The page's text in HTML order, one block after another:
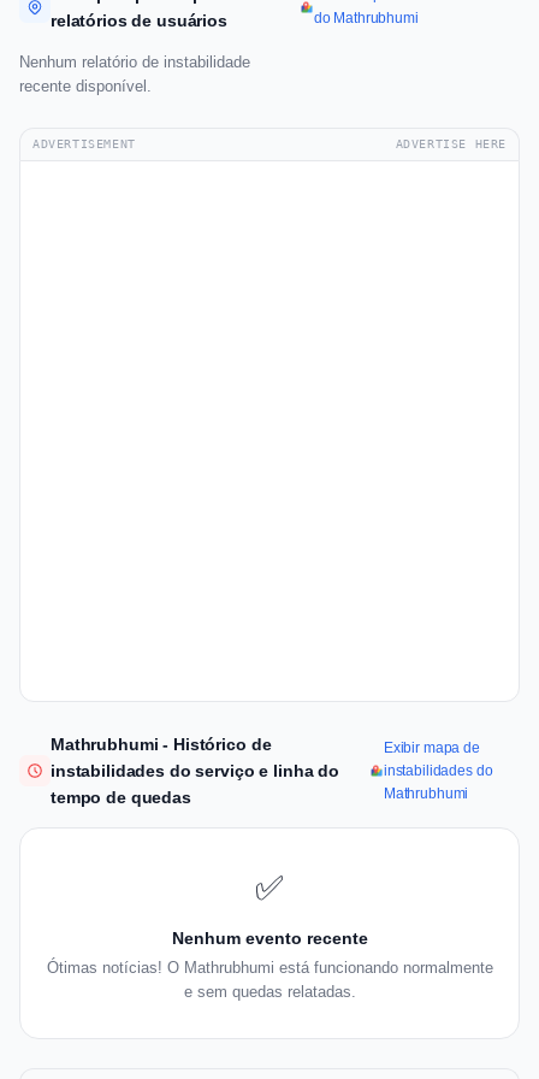
relatórios de usuários
do Mathrubhumi
Nenhum relatório de instabilidade
recente disponível.
ADVERTISEMENT ADVERTISE HERE
Mathrubhumi - Histórico de
instabilidades do serviço e linha do
tempo de quedas
Exibir mapa de
instabilidades do
Mathrubhumi
✅
Nenhum evento recente
Ótimas notícias! O Mathrubhumi está funcionando normalmente
e sem quedas relatadas.